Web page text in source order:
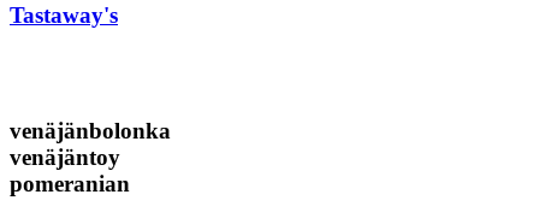
Tastaway's
venäjänbolonka
venäjäntoy
pomeranian